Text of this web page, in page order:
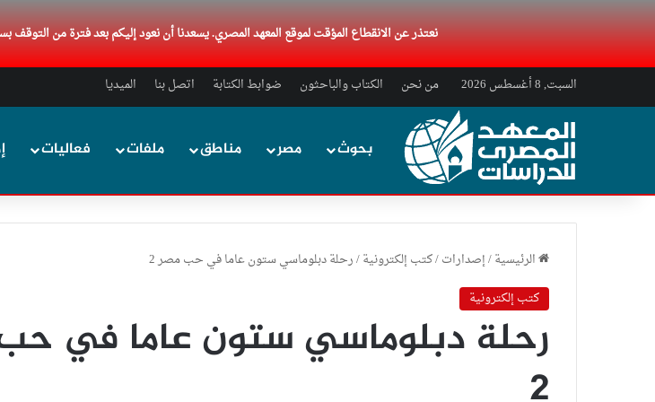
نعتذر عن الانقطاع المؤقت لموقع المعهد المصري. يسعدنا أن نعود إليكم بعد فترة من
السبت, 8 أغسطس 2026 من نحن الكتاب والباحثون ضوابط الكتابة اتصل بنا الميديا
بحوث مصر مناطق ملفات فعاليات
الرئيسية/إصدارات/كتب إلكترونية/رحلة دبلوماسي ستون عاما في حب مصر 2
كتب إلكترونية
رحلة دبلوماسي ستون عاما في